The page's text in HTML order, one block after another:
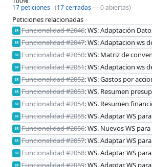
17 peticiones (17 cerradas— 0 abiertas)
Peticiones relacionadas
SR Funcionalidad #2046: WS: Adaptación
SR Funcionalidad #2047: WS: Adaptacion ws
SR Funcionalidad #2050: WS: Matriz de
SR Funcionalidad #2051: WS: Adaptacion ws
SR Funcionalidad #2052: WS: Gastos por
SR Funcionalidad #2053: WS. Resumen
SR Funcionalidad #2054: WS. Resumen
SR Funcionalidad #2055: WS. Adaptar WS
SR Funcionalidad #2056: WS. Nuevos WS
SR Funcionalidad #2057: WS. Adaptar WS
SR Funcionalidad #2058: WS. Adaptar WS
SR Funcionalidad #2059: WS. Adaptar WS